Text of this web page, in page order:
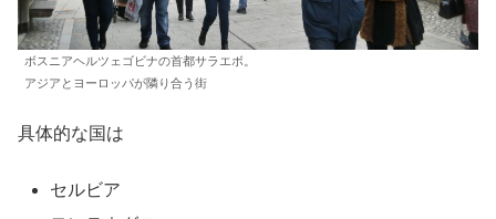
ボスニアヘルツェゴビナの首都サラエボ。
アジアとヨーロッパが隣り合う街
具体的な国は
セルビア